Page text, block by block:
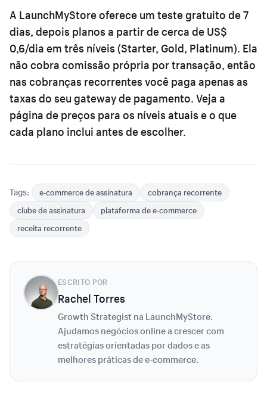
A LaunchMyStore oferece um teste gratuito de 7
dias, depois planos a partir de cerca de US$
0,6/dia em três níveis (Starter, Gold, Platinum). Ela
não cobra comissão própria por transação, então
nas cobranças recorrentes você paga apenas as
taxas do seu gateway de pagamento. Veja a
página de preços para os níveis atuais e o que
cada plano inclui antes de escolher.
Tags: e-commerce de assinatura
cobrança recorrente
clube de assinatura
plataforma de e-commerce
receita recorrente
ESCRITO POR
Rachel Torres
Growth Strategist na LaunchMyStore.
Ajudamos negócios online a crescer com
estratégias orientadas por dados e as
melhores práticas de e-commerce.